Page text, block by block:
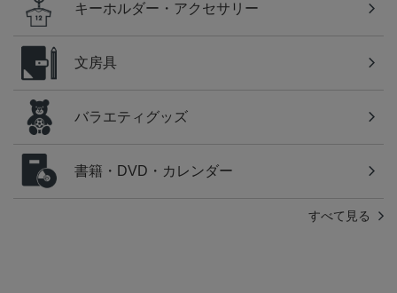
キーホルダー・アクセサリー
文房具
バラエティグッズ
書籍・DVD・カレンダー
すべて見る